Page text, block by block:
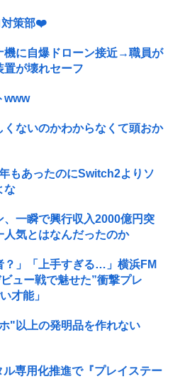
対策部❤️
機に自爆ドローン接近→職員が
が壊れセーフ
www
くないのかわからなくて頭おか
もあったのにSwitch2よりソ
な
、一瞬で興行収入2000億円突
気とはなんだったのか
？」「上手すぎる…」横浜FM
ュー戦で魅せた”衝撃プレ
才能」
"以上の発明品を作れない
専用化推進で『プレイステー